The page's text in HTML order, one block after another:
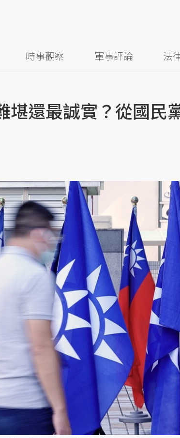
時事觀察 軍事評論 法
堪還最誠實？從國民